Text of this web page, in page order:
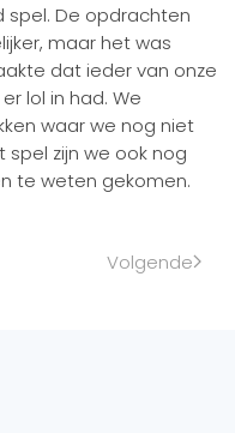
spel. De opdrachten
maar het was
dat ieder van onze
lol in had. We
waar we nog niet
zijn we ook nog
te weten gekomen.
Volgende